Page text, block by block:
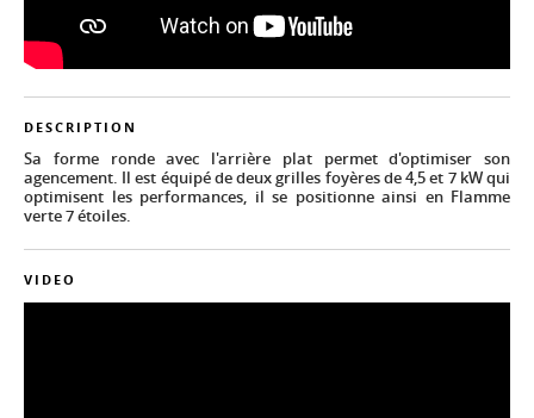
DESCRIPTION
Sa forme ronde avec l'arrière plat permet d'optimiser son
agencement. Il est équipé de deux grilles foyères de 4,5 et 7 kW qui
optimisent les performances, il se positionne ainsi en Flamme
verte 7 étoiles.
VIDEO